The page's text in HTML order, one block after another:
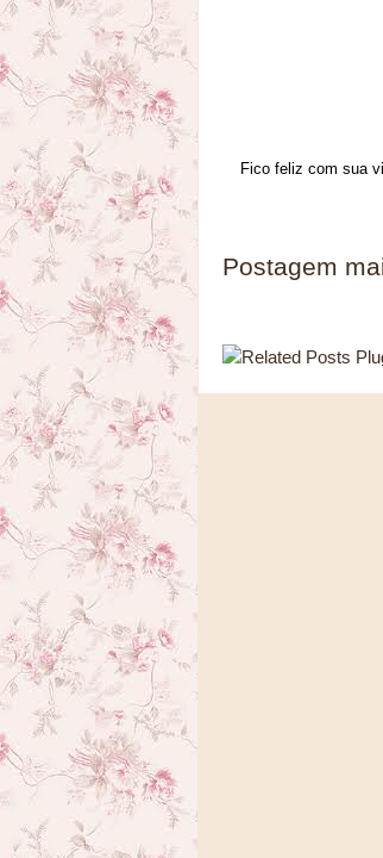
Fico feliz com sua
Postagem